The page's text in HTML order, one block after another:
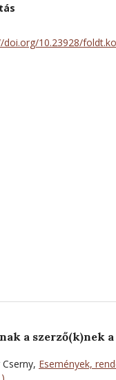
10.23928/
a szerző(k)nek
Események,